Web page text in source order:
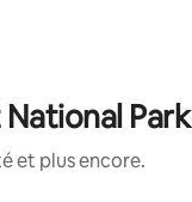
Park
et plus encore.